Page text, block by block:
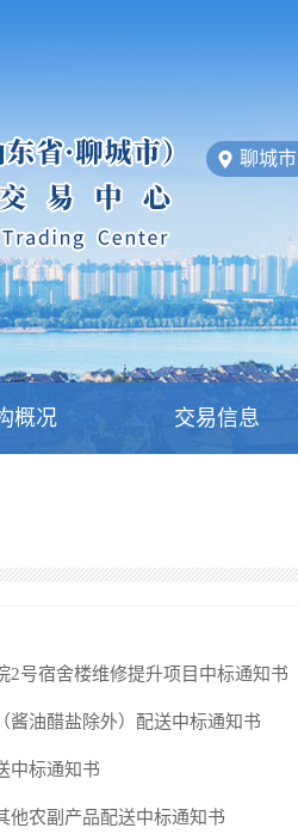
聊城市
概况 交易信息
2号宿舍楼维修提升项目中标通知书
酱油醋盐除外）配送中标通知书
中标通知书
他农副产品配送中标通知书